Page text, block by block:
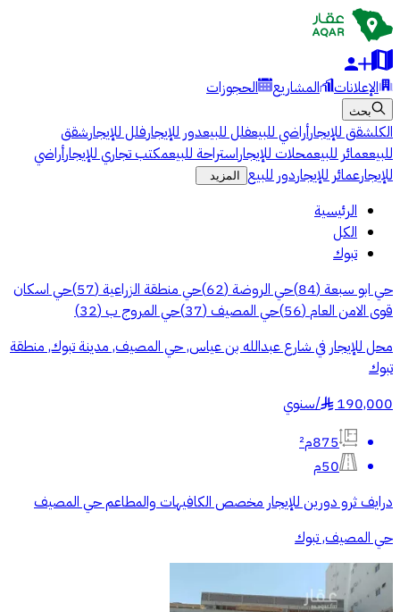
الإعلانات المشاريع الحجوزات
بحث
الكلشقق للإيجارأراضي للبيعفلل للبيعدور للإيجارفلل للإيجارشقق
للبيععمائر للبيعمحلات للإيجاراستراحة للبيعمكتب تجاري للإيجارأراضي
للإيجارعمائر للإيجاردور للبيع المزيد
الرئيسية
الكل
تبوك
حي ابو سبعة(
84
)حي الروضة(
62
)حي منطقة الزراعية(
57
)حي اسكان
قوى الامن العام(
56
)حي المصيف(
37
)حي المروج ب(
32
)
محل للإيجار في شارع عبدالله بن عياس, حي المصيف, مدينة تبوك, منطقة
تبوك
190,000
§
/سنوي
875م²
50م
درايف ثرو دورين للإيجار مخصص الكافيهات والمطاعم حي المصيف
حي المصيف, تبوك